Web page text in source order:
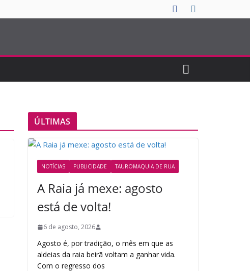
ÚLTIMAS
NOTÍCIAS PUBLICIDADE TAUROMAQUIA DE RUA
A Raia já mexe: agosto
está de volta!
6 de agosto, 2026
Agosto é, por tradição, o mês em que as
aldeias da raia beirã voltam a ganhar vida.
Com o regresso dos